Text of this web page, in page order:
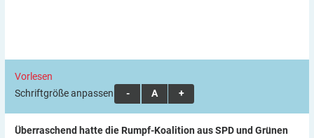
Vorlesen
Schriftgröße anpassen:
A A A
Überraschend hatte die Rumpf-Koalition aus SPD und Grünen